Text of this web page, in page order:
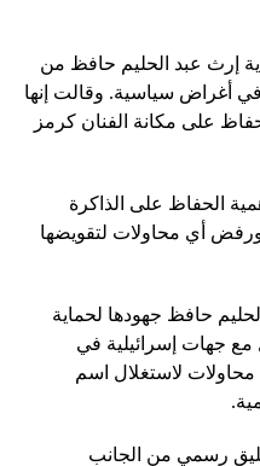
إرث عبد الحليم حافظ من
في أغراض سياسية. وقالت إنها
على مكانة الفنان كرمز
الحفاظ على الذاكرة
ورفض أي محاولات لتقويضها
حافظ جهودها لحماية
جهات إسرائيلية في
لاستغلال اسم
رسمي من الجانب